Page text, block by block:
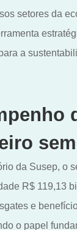
setores da
a
da Susep, o
R$ 119,13
e
o papel